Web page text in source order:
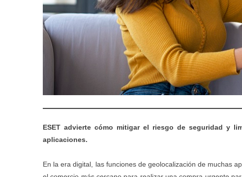
ESET advierte cómo mitigar el riesgo de seguridad y
aplicaciones.
En la era digital, las funciones de geolocalización de muchas